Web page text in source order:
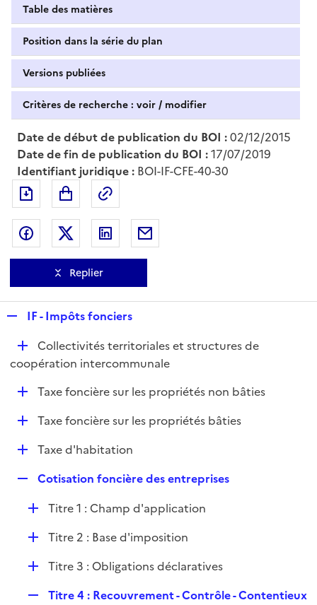
Table des matières
Position dans la série du plan
Versions publiées
Critères de recherche : voir / modifier
Date de début de publication du BOI :02/12/2015
Date de fin de publication du BOI :17/07/2019
Identifiant juridique : BOI-IF-CFE-40-30
Exporter le document au format pdf
Partager sur Facebook
Partager sur Twitter
Partager sur LinkedIn
Replier
p
l
i
e
r
IF - Impôts fonciers
D
é
Collectivités territoriales et structures de
coopération intercommunale
DTaxe foncière sur les propriétés non bâties
D
e
Taxe foncière sur les propriétés bâties
D
p
l
i
e
Taxe d'habitation
p
l
i
e
Cotisation foncière des entreprises
DTitre 1 : Champ d'application
DTitre 2 : Base d'imposition
DTitre 3 : Obligations déclaratives
Titre 4 : Recouvrement - Contrôle - Contentieux